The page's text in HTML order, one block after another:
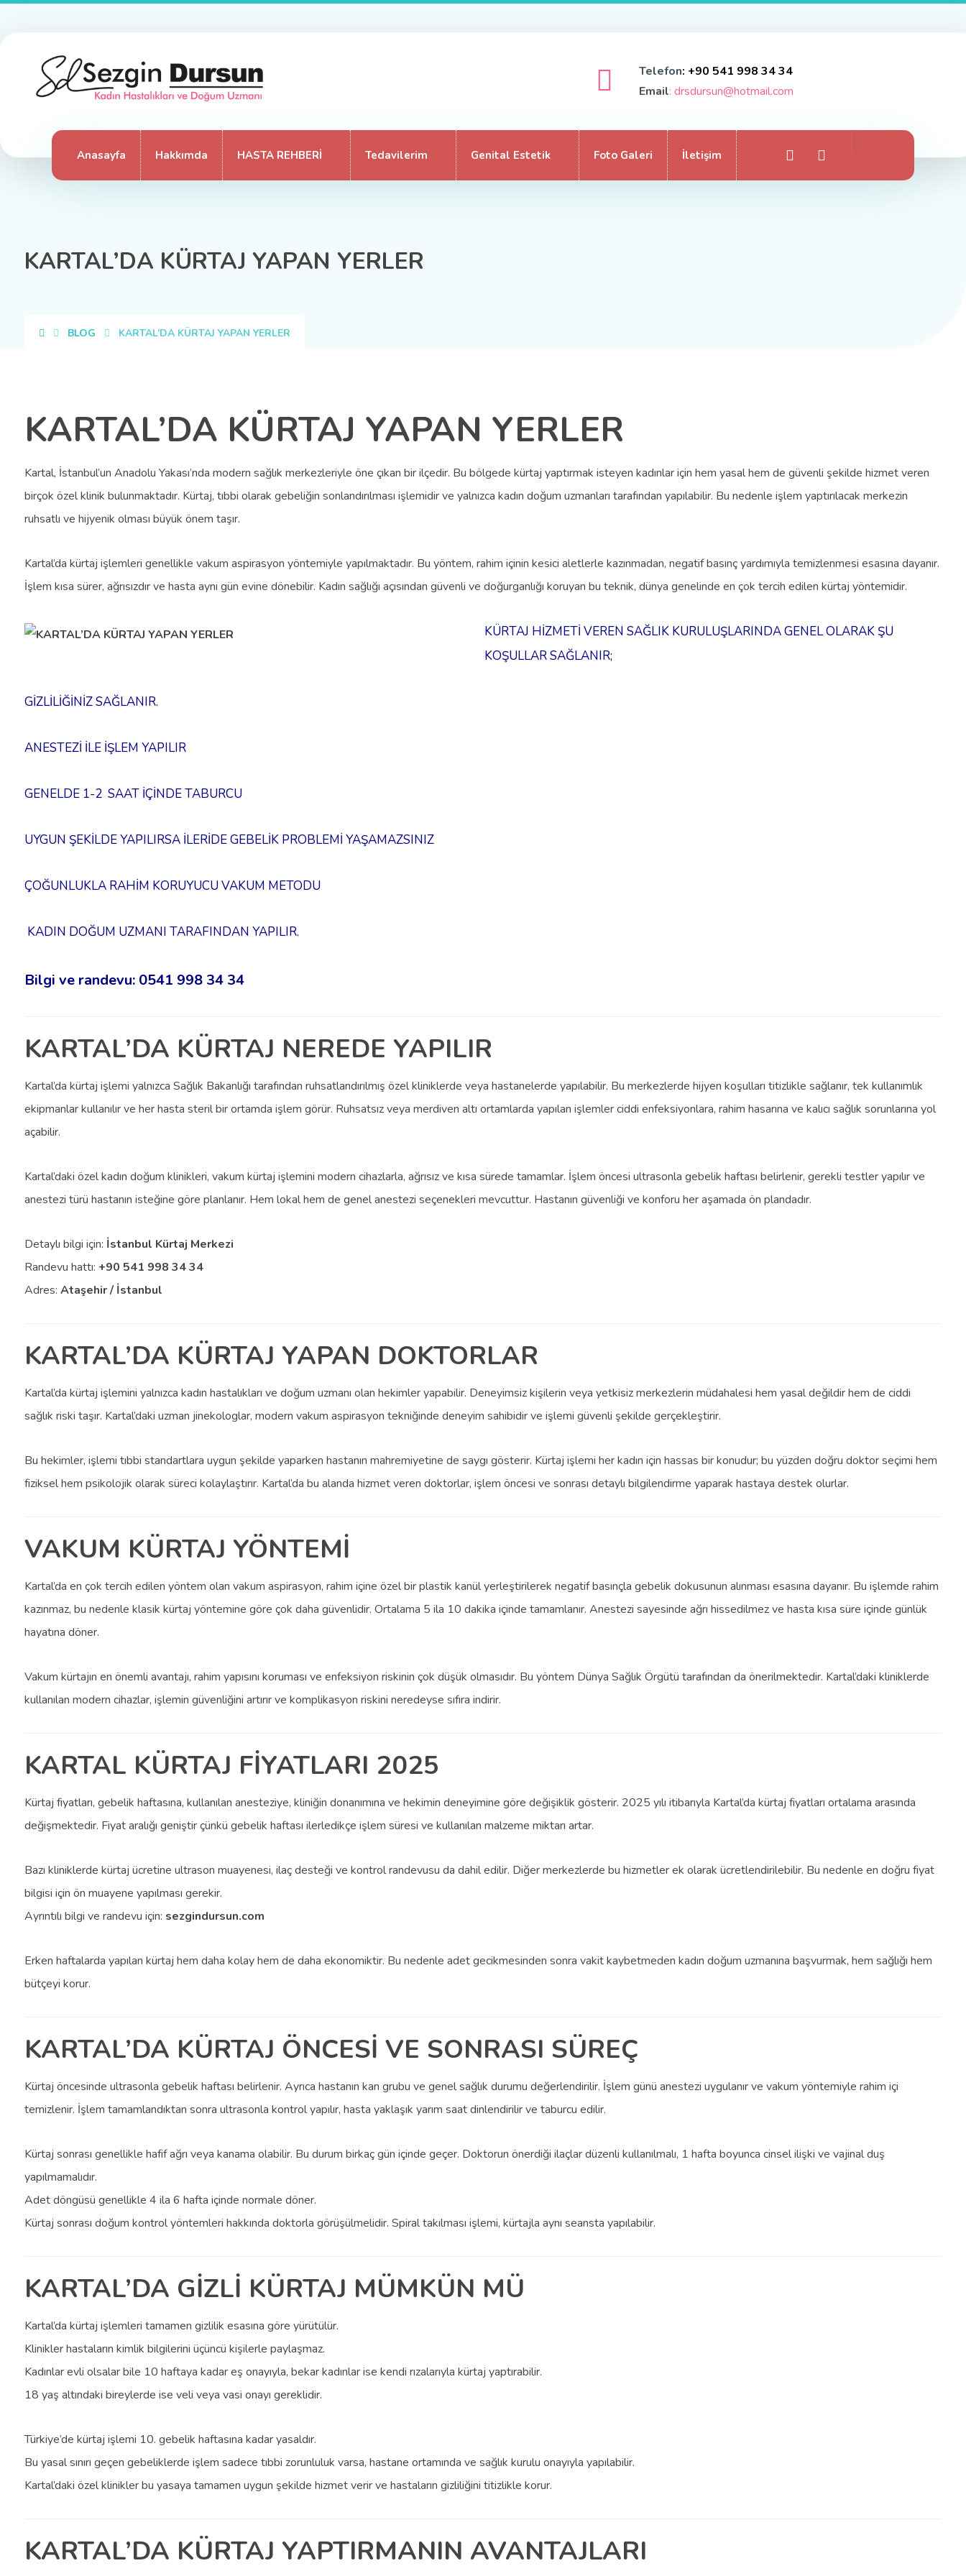
Telefon: +90 541 998 34 34
Email: drsdursun@hotmail.com
Anasayfa Hakkımda HASTA REHBERİ Tedavilerim Genital Estetik Foto Galeri İletişim
KARTAL’DA KÜRTAJ YAPAN YERLER
BLOG KARTAL’DA KÜRTAJ YAPAN YERLER
KARTAL’DA KÜRTAJ YAPAN YERLER
Kartal, İstanbul’un Anadolu Yakası’nda modern sağlık merkezleriyle öne çıkan bir ilçedir. Bu bölgede kürtaj yaptırmak isteyen kadınlar için hem yasal hem de güvenli şekilde hizmet veren
birçok özel klinik bulunmaktadır. Kürtaj, tıbbi olarak gebeliğin sonlandırılması işlemidir ve yalnızca kadın doğum uzmanları tarafından yapılabilir. Bu nedenle işlem yaptırılacak merkezin
ruhsatlı ve hijyenik olması büyük önem taşır.
Kartal’da kürtaj işlemleri genellikle vakum aspirasyon yöntemiyle yapılmaktadır. Bu yöntem, rahim içinin kesici aletlerle kazınmadan, negatif basınç yardımıyla temizlenmesi esasına dayanır.
İşlem kısa sürer, ağrısızdır ve hasta aynı gün evine dönebilir. Kadın sağlığı açısından güvenli ve doğurganlığı koruyan bu teknik, dünya genelinde en çok tercih edilen kürtaj yöntemidir.
KÜRTAJ HİZMETİ VEREN SAĞLIK KURULUŞLARINDA GENEL OLARAK ŞU
KOŞULLAR SAĞLANIR;
GİZLİLİĞİNİZ SAĞLANIR.
ANESTEZİ İLE İŞLEM YAPILIR
GENELDE 1-2 SAAT İÇİNDE TABURCU
UYGUN ŞEKİLDE YAPILIRSA İLERİDE GEBELİK PROBLEMİ YAŞAMAZSINIZ
ÇOĞUNLUKLA RAHİM KORUYUCU VAKUM METODU
KADIN DOĞUM UZMANI TARAFINDAN YAPILIR.
Bilgi ve randevu: 0541 998 34 34
KARTAL’DA KÜRTAJ NEREDE YAPILIR
Kartal’da kürtaj işlemi yalnızca Sağlık Bakanlığı tarafından ruhsatlandırılmış özel kliniklerde veya hastanelerde yapılabilir. Bu merkezlerde hijyen koşulları titizlikle sağlanır, tek kullanımlık
ekipmanlar kullanılır ve her hasta steril bir ortamda işlem görür. Ruhsatsız veya merdiven altı ortamlarda yapılan işlemler ciddi enfeksiyonlara, rahim hasarına ve kalıcı sağlık sorunlarına yol
açabilir.
Kartal’daki özel kadın doğum klinikleri, vakum kürtaj işlemini modern cihazlarla, ağrısız ve kısa sürede tamamlar. İşlem öncesi ultrasonla gebelik haftası belirlenir, gerekli testler yapılır ve
anestezi türü hastanın isteğine göre planlanır. Hem lokal hem de genel anestezi seçenekleri mevcuttur. Hastanın güvenliği ve konforu her aşamada ön plandadır.
Detaylı bilgi için: İstanbul Kürtaj Merkezi
Randevu hattı: +90 541 998 34 34
Adres: Ataşehir / İstanbul
KARTAL’DA KÜRTAJ YAPAN DOKTORLAR
Kartal’da kürtaj işlemini yalnızca kadın hastalıkları ve doğum uzmanı olan hekimler yapabilir. Deneyimsiz kişilerin veya yetkisiz merkezlerin müdahalesi hem yasal değildir hem de ciddi
sağlık riski taşır. Kartal’daki uzman jinekologlar, modern vakum aspirasyon tekniğinde deneyim sahibidir ve işlemi güvenli şekilde gerçekleştirir.
Bu hekimler, işlemi tıbbi standartlara uygun şekilde yaparken hastanın mahremiyetine de saygı gösterir. Kürtaj işlemi her kadın için hassas bir konudur; bu yüzden doğru doktor seçimi hem
fiziksel hem psikolojik olarak süreci kolaylaştırır. Kartal’da bu alanda hizmet veren doktorlar, işlem öncesi ve sonrası detaylı bilgilendirme yaparak hastaya destek olurlar.
VAKUM KÜRTAJ YÖNTEMİ
Kartal’da en çok tercih edilen yöntem olan vakum aspirasyon, rahim içine özel bir plastik kanül yerleştirilerek negatif basınçla gebelik dokusunun alınması esasına dayanır. Bu işlemde rahim
kazınmaz, bu nedenle klasik kürtaj yöntemine göre çok daha güvenlidir. Ortalama 5 ila 10 dakika içinde tamamlanır. Anestezi sayesinde ağrı hissedilmez ve hasta kısa süre içinde günlük
hayatına döner.
Vakum kürtajın en önemli avantajı, rahim yapısını koruması ve enfeksiyon riskinin çok düşük olmasıdır. Bu yöntem Dünya Sağlık Örgütü tarafından da önerilmektedir. Kartal’daki kliniklerde
kullanılan modern cihazlar, işlemin güvenliğini artırır ve komplikasyon riskini neredeyse sıfıra indirir.
KARTAL KÜRTAJ FİYATLARI 2025
Kürtaj fiyatları, gebelik haftasına, kullanılan anesteziye, kliniğin donanımına ve hekimin deneyimine göre değişiklik gösterir. 2025 yılı itibarıyla Kartal’da kürtaj fiyatları ortalama arasında
değişmektedir. Fiyat aralığı geniştir çünkü gebelik haftası ilerledikçe işlem süresi ve kullanılan malzeme miktarı artar.
Bazı kliniklerde kürtaj ücretine ultrason muayenesi, ilaç desteği ve kontrol randevusu da dahil edilir. Diğer merkezlerde bu hizmetler ek olarak ücretlendirilebilir. Bu nedenle en doğru fiyat
bilgisi için ön muayene yapılması gerekir.
Ayrıntılı bilgi ve randevu için: sezgindursun.com
Erken haftalarda yapılan kürtaj hem daha kolay hem de daha ekonomiktir. Bu nedenle adet gecikmesinden sonra vakit kaybetmeden kadın doğum uzmanına başvurmak, hem sağlığı hem
bütçeyi korur.
KARTAL’DA KÜRTAJ ÖNCESİ VE SONRASI SÜREÇ
Kürtaj öncesinde ultrasonla gebelik haftası belirlenir. Ayrıca hastanın kan grubu ve genel sağlık durumu değerlendirilir. İşlem günü anestezi uygulanır ve vakum yöntemiyle rahim içi
temizlenir. İşlem tamamlandıktan sonra ultrasonla kontrol yapılır, hasta yaklaşık yarım saat dinlendirilir ve taburcu edilir.
Kürtaj sonrası genellikle hafif ağrı veya kanama olabilir. Bu durum birkaç gün içinde geçer. Doktorun önerdiği ilaçlar düzenli kullanılmalı, 1 hafta boyunca cinsel ilişki ve vajinal duş
yapılmamalıdır.
Adet döngüsü genellikle 4 ila 6 hafta içinde normale döner.
Kürtaj sonrası doğum kontrol yöntemleri hakkında doktorla görüşülmelidir. Spiral takılması işlemi, kürtajla aynı seansta yapılabilir.
KARTAL’DA GİZLİ KÜRTAJ MÜMKÜN MÜ
Kartal’da kürtaj işlemleri tamamen gizlilik esasına göre yürütülür.
Klinikler hastaların kimlik bilgilerini üçüncü kişilerle paylaşmaz.
Kadınlar evli olsalar bile 10 haftaya kadar eş onayıyla, bekar kadınlar ise kendi rızalarıyla kürtaj yaptırabilir.
18 yaş altındaki bireylerde ise veli veya vasi onayı gereklidir.
Türkiye’de kürtaj işlemi 10. gebelik haftasına kadar yasaldır.
Bu yasal sınırı geçen gebeliklerde işlem sadece tıbbi zorunluluk varsa, hastane ortamında ve sağlık kurulu onayıyla yapılabilir.
Kartal’daki özel klinikler bu yasaya tamamen uygun şekilde hizmet verir ve hastaların gizliliğini titizlikle korur.
KARTAL’DA KÜRTAJ YAPTIRMANIN AVANTAJLARI